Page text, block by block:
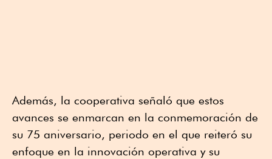
Además, la cooperativa señaló que estos
avances se enmarcan en la conmemoración de
su 75 aniversario, periodo en el que reiteró su
enfoque en la innovación operativa y su